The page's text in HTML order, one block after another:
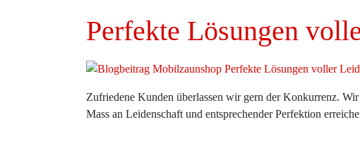
Perfekte Lösungen
Zufriedene Kunden überlassen wir gern der Konkurrenz.
Mass an Leidenschaft und entsprechender Perfektion